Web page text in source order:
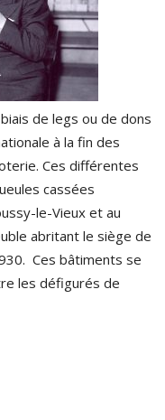
de legs ou de dons
à la fin des
Ces différentes
cassées
le-Vieux et au
abritant le siège de
Ces bâtiments se
les défigurés de